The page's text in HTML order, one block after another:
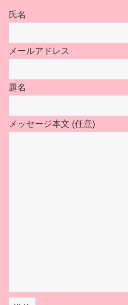
氏名
メールアドレス
題名
メッセージ本文 (任意)